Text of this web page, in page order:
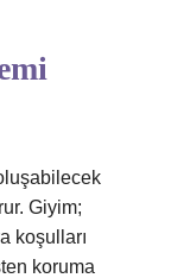
Giyim;
koşulları
koruma